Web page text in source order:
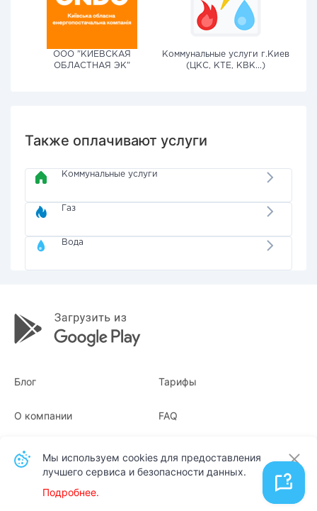
ООО "КИЕВСКАЯ
ОБЛАСТНАЯ ЭК"
Коммунальные услуги г.Киев
(ЦКС, КТЕ, КВК...)
Также оплачивают услуги
Коммунальные услуги
Газ
Вода
Блог Тарифы
О компании
Квитанции
FAQ
Мы используем cookies для предоставления
лучшего сервиса и безопасности данных.
Подробнее.